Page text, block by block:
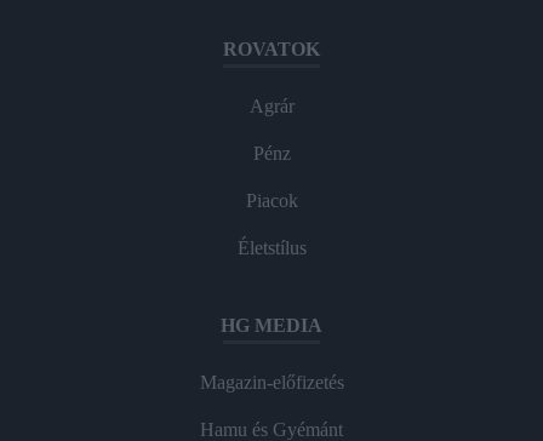
ROVATOK
Agrár
Pénz
Piacok
Életstílus
HG MEDIA
Magazin-előfizetés
Hamu és Gyémánt